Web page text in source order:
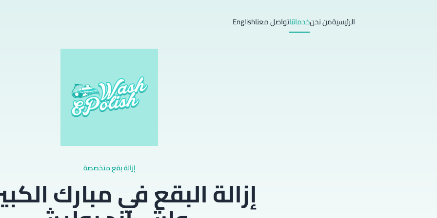
الرئيسيةمن نحنخدماتناتواصل معناEnglish
إزالة بقع متخصصة
إزالة البقع في مبارك